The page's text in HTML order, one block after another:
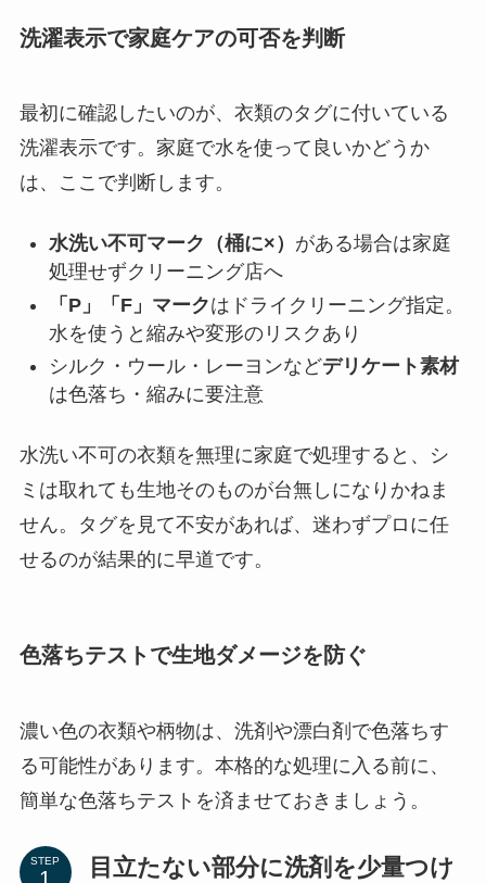
洗濯表示で家庭ケアの可否を判断
最初に確認したいのが、衣類のタグに付いている
洗濯表示です。家庭で水を使って良いかどうか
は、ここで判断します。
水洗い不可マーク（桶に×） がある場合は家庭
処理せずクリーニング店へ
「P」「F」マークはドライクリーニング指定。
水を使うと縮みや変形のリスクあり
シルク・ウール・レーヨンなどデリケート素材
は色落ち・縮みに要注意
水洗い不可の衣類を無理に家庭で処理すると、シ
ミは取れても生地そのものが台無しになりかねま
せん。タグを見て不安があれば、迷わずプロに任
せるのが結果的に早道です。
色落ちテストで生地ダメージを防ぐ
濃い色の衣類や柄物は、洗剤や漂白剤で色落ちす
る可能性があります。本格的な処理に入る前に、
簡単な色落ちテストを済ませておきましょう。
STEP
目立たない部分に洗剤を少量つけ